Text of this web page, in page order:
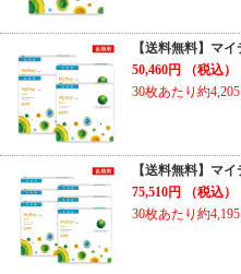
【送料無料】マ
50,460円
（税込）
30枚あたり約4,205
【送料無料】マ
75,510円
（税込）
30枚あたり約4,195